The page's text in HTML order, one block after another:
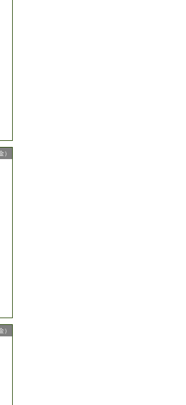
）
）